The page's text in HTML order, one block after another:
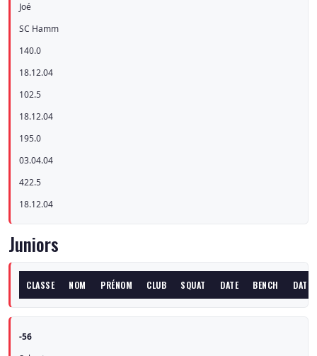
Joé
SC Hamm
140.0
18.12.04
102.5
18.12.04
195.0
03.04.04
422.5
18.12.04
Juniors
CLASSE NOM PRÉNOM CLUB SQUAT DATE BENCH DATE
-56